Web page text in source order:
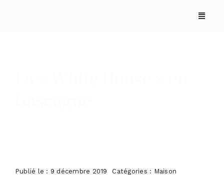
Publié le : 9 décembre 2019 Catégories : Maison